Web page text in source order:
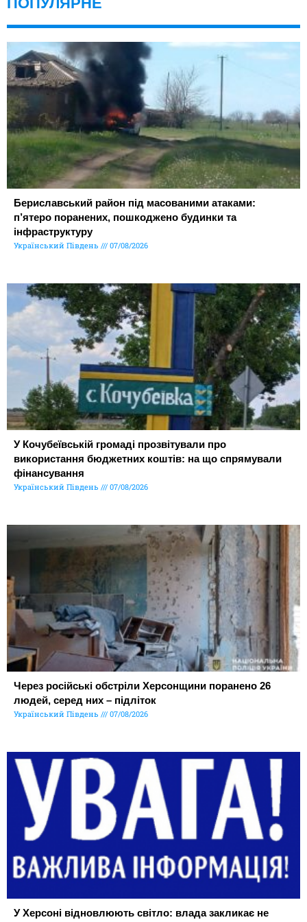
Бериславський район під масованими атаками:
п’ятеро поранених, пошкоджено будинки та
інфраструктуру
Український Південь 07/08/2026
У Кочубеївській громаді прозвітували про
використання бюджетних коштів: на що спрямували
фінансування
Український Південь 07/08/2026
Через російські обстріли Херсонщини поранено 26
людей, серед них – підліток
Український Південь 07/08/2026
У Херсоні відновлюють світло: влада закликає не